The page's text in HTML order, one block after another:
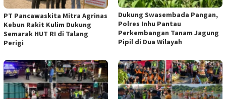
‎PT Pancawaskita Mitra Agrinas
Kebun Rakit Kulim Dukung
Semarak HUT RI di Talang
Perigi
Dukung Swasembada Pangan,
Polres Inhu Pantau
Perkembangan Tanam Jagung
Pipil di Dua Wilayah